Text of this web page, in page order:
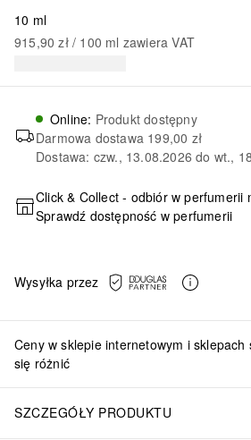
10 ml
915,90 zł / 100 ml zawiera VAT
Online: Produkt dostępny
Darmowa dostawa 199,00 zł
Dostawa: czw., 13.08.2026 do wt.,
DODAJ DO
Click & Collect - odbiór w perfumerii
Sprawdź dostępność w perfumerii
Wysyłka przez
Ceny w sklepie internetowym i sklepach
się różnić
SZCZEGÓŁY PRODUKTU